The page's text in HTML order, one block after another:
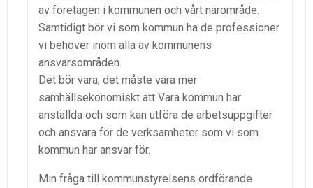
av företagen i kommunen och vårt närområde.
Samtidigt bör vi som kommun ha de professioner
vi behöver inom alla av kommunens
ansvarsområden.
Det bör vara, det måste vara mer
samhällsekonomiskt att Vara kommun har
anställda och som kan utföra de arbetsuppgifter
och ansvara för de verksamheter som vi som
kommun har ansvar för.
Min fråga till kommunstyrelsens ordförande